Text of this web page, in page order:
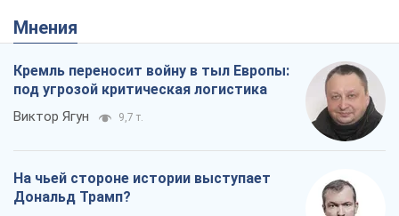
Мнения
Кремль переносит войну в тыл Европы:
под угрозой критическая логистика
Виктор Ягун 9,7 т.
На чьей стороне истории выступает
Дональд Трамп?